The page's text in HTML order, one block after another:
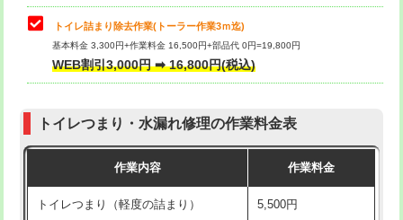
トイレ詰まり除去作業(トーラー作業3ｍ迄)
基本料金 3,300円+作業料金 16,500円+部品代 0円=19,800円
WEB割引3,000円 ➡ 16,800円(税込)
トイレつまり・水漏れ修理の作業料金表
作業内容 作業料金
トイレつまり（軽度の詰まり） 5,500円